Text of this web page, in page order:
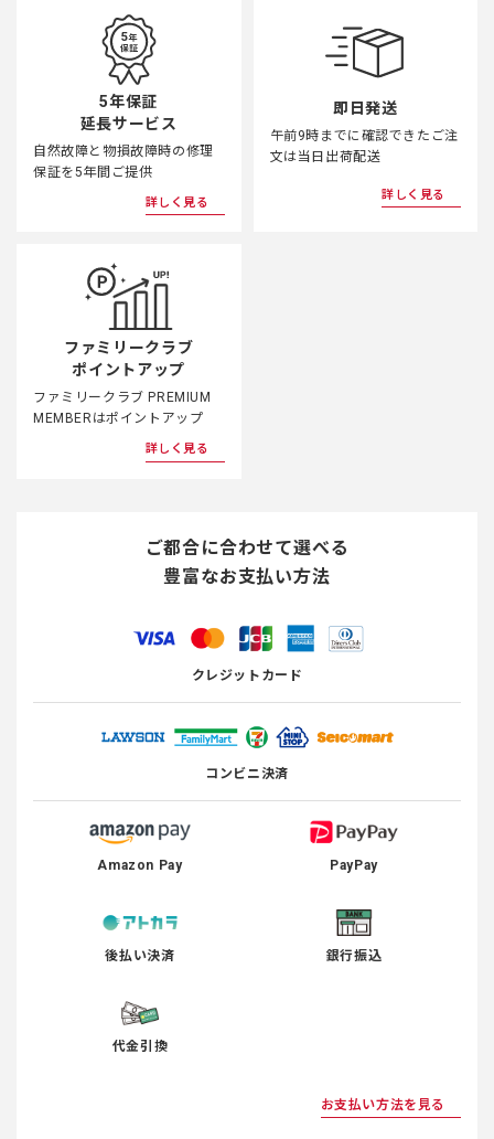
5年保証
延長サービス
自然故障と物損故障時の修理
保証を5年間ご提供
詳しく見る
即日発送
午前9時までに確認できたご注
文は当日出荷配送
詳しく見る
ファミリークラブ
ポイントアップ
ファミリークラブ PREMIUM
MEMBERはポイントアップ
詳しく見る
ご都合に合わせて選べる
豊富なお支払い方法
クレジットカード
コンビニ決済
Amazon Pay PayPay
後払い決済 銀行振込
代金引換
お支払い方法を見る